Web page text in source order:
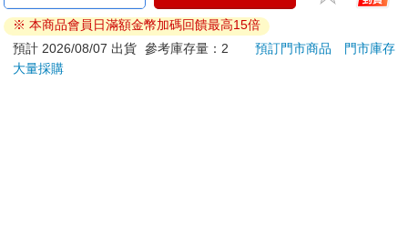
若非上列種類商品，均享有到貨7天的猶豫期（含例假
日）。
辦理退換貨時，商品（組合商品恕無法接受單獨退貨）必須
※ 本商品會員日滿額金幣加碼回饋最高15倍
預計 2026/08/07 出貨 參考庫存量：2 預訂門市商品
門市庫存
大量採購